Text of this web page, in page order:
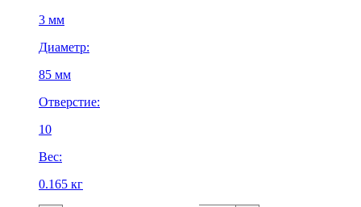
3 мм
Диаметр:
85 мм
Отверстие:
10
Вес:
0.165 кг